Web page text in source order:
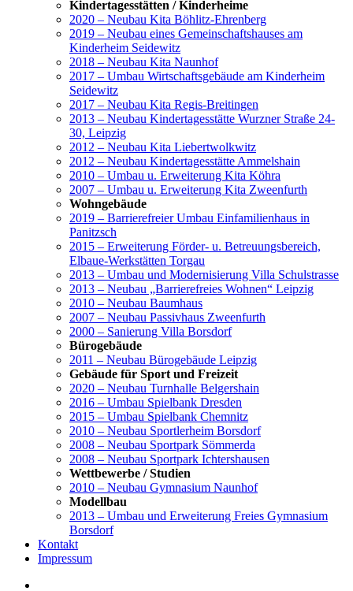
Kindertagesstätten / Kinderheime
2020 – Neubau Kita Böhlitz-Ehrenberg
2019 – Neubau eines Gemeinschaftshauses am
Kinderheim Seidewitz
2018 – Neubau Kita Naunhof
2017 – Umbau Wirtschaftsgebäude am Kinderheim
Seidewitz
2017 – Neubau Kita Regis-Breitingen
2013 – Neubau Kindertagesstätte Wurzner Straße 24-
30, Leipzig
2012 – Neubau Kita Liebertwolkwitz
2012 – Neubau Kindertagesstätte Ammelshain
2010 – Umbau u. Erweiterung Kita Köhra
2007 – Umbau u. Erweiterung Kita Zweenfurth
Wohngebäude
2019 – Barrierefreier Umbau Einfamilienhaus in
Panitzsch
2015 – Erweiterung Förder- u. Betreuungsbereich,
Elbaue-Werkstätten Torgau
2013 – Umbau und Modernisierung Villa Schulstrasse
2013 – Neubau „Barrierefreies Wohnen“ Leipzig
2010 – Neubau Baumhaus
2007 – Neubau Passivhaus Zweenfurth
2000 – Sanierung Villa Borsdorf
Bürogebäude
2011 – Neubau Bürogebäude Leipzig
Gebäude für Sport und Freizeit
2020 – Neubau Turnhalle Belgershain
2016 – Umbau Spielbank Dresden
2015 – Umbau Spielbank Chemnitz
2010 – Neubau Sportlerheim Borsdorf
2008 – Neubau Sportpark Sömmerda
2008 – Neubau Sportpark Ichtershausen
Wettbewerbe / Studien
2010 – Neubau Gymnasium Naunhof
Modellbau
2013 – Umbau und Erweiterung Freies Gymnasium
Borsdorf
Kontakt
Impressum